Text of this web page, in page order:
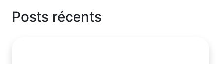
Posts récents